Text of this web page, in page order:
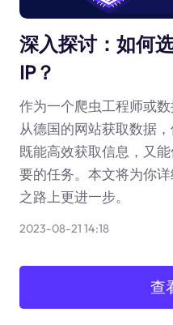
深入探讨：如何
IP？
作为一个爬虫工程师或
从德国的网站获取数据
既能高效获取信息，又
要的任务。本文将为你
之路上更进一步。
2023-08-21 14:18
查